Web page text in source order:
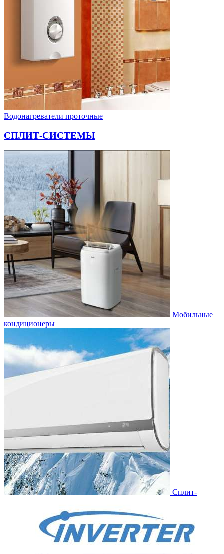
Водонагреватели проточные
СПЛИТ-СИСТЕМЫ
Мобильные
кондиционеры
Сплит-